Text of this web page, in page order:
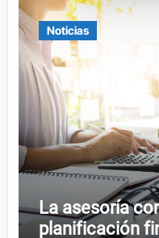
Noticias
La asesoría
planificación